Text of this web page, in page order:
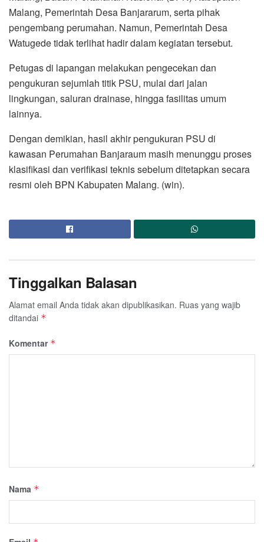
Malang, Pemerintah Desa Banjararum, serta pihak
pengembang perumahan. Namun, Pemerintah Desa
Watugede tidak terlihat hadir dalam kegiatan tersebut.
Petugas di lapangan melakukan pengecekan dan
pengukuran sejumlah titik PSU, mulai dari jalan
lingkungan, saluran drainase, hingga fasilitas umum
lainnya.
Dengan demikian, hasil akhir pengukuran PSU di
kawasan Perumahan Banjaraum masih menunggu proses
klasifikasi dan verifikasi teknis sebelum ditetapkan secara
resmi oleh BPN Kabupaten Malang. (win).
Tinggalkan Balasan
Alamat email Anda tidak akan dipublikasikan. Ruas yang wajib
ditandai *
Komentar *
Nama *